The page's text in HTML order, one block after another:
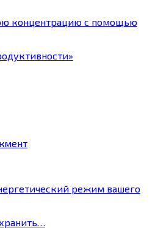
концентрацию с помощью
режим вашего